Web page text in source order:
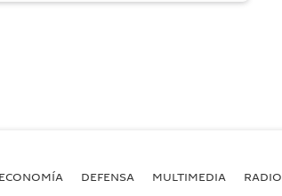
ECONOMÍA DEFENSA MULTIMEDIA RADIO